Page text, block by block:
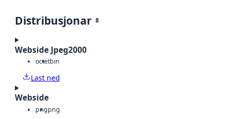
Distribusjonar 8
Webside Jpeg2000
octetbin
Last ned
Webside
pngpng